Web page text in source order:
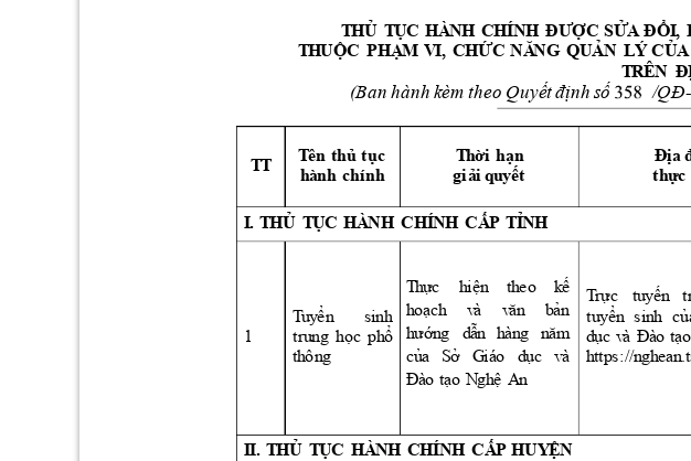
THỦ TỤC HÀNH CHÍNH ĐƯỢC SỬA ĐỔI,
THUỘC PHẠM VI, CHỨC NĂNG QUẢN
  L
Ý CỦA
TRÊN  Đ
(Ban hành kèm theo Quyết định số /QĐ
TT Tên thủ tục
hành chính
Thời hạn
giải quyết
Địa
thực
I. THỦ TỤC HÀNH CHÍNH CẤP TỈNH
1
Tuyển sinh
trung học phổ
thông
Thực hiện theo kế
hoạch và văn bản
hướng dẫn hàng năm
của Sở Giáo dục và
Đào tạo Nghệ An
Trực tuyến t
tuyển sinh
dục và Đào tạo
https://nghean
II. THỦ TỤC HÀNH CHÍNH CẤP HUYỆN